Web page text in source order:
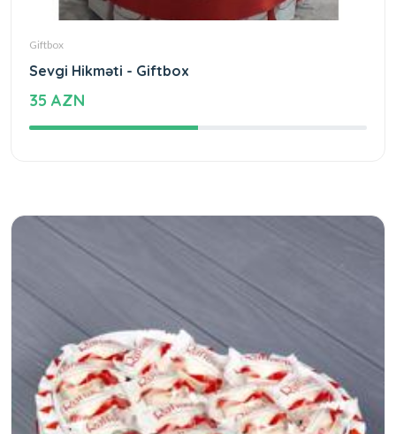
Giftbox
Sevgi Hikməti - Giftbox
35 AZN